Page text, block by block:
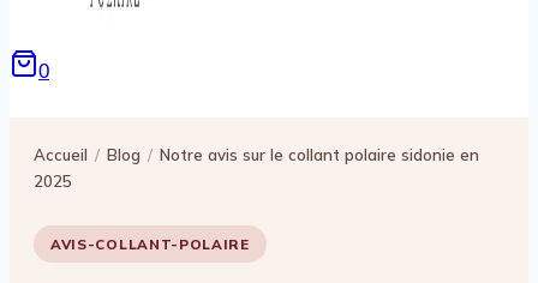
0
Accueil / Blog / Notre avis sur le collant polaire sidonie en
2025
AVIS-COLLANT-POLAIRE